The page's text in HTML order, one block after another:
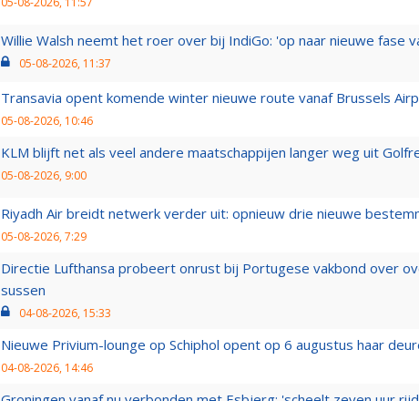
Willie Walsh neemt het roer over bij IndiGo: 'op naar nieuwe fase
05-08-2026, 11:37
Transavia opent komende winter nieuwe route vanaf Brussels
05-08-2026, 10:46
KLM blijft net als veel andere maatschappijen langer weg uit
05-08-2026, 9:00
Riyadh Air breidt netwerk verder uit: opnieuw drie nieuwe
05-08-2026, 7:29
Directie Lufthansa probeert onrust bij Portugese vakbond over
sussen
04-08-2026, 15:33
Nieuwe Privium-lounge op Schiphol opent op 6 augustus haar
04-08-2026, 14:46